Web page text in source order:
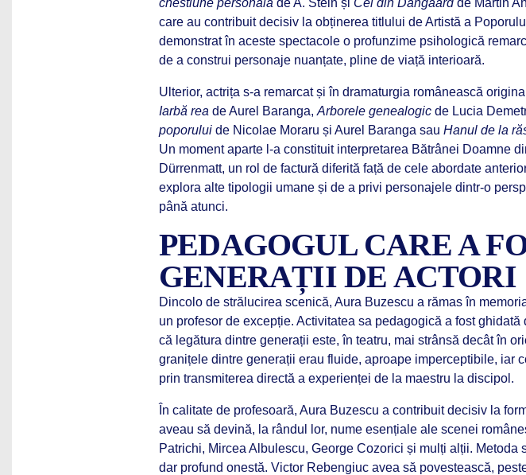
chestiune personală de A. Stein și Cei din Dangaardde Martin
care au contribuit decisiv la obținerea titlului de Artistă a
demonstrat în aceste spectacole o profunzime psihologică
de a construi personaje nuanțate, pline de viață interioară.
Ulterior, actrița s-a remarcat și în dramaturgia românească
Iarbă rea de Aurel Baranga, Arborele genealogic de Lucia
poporului de Nicolae Moraru și Aurel Baranga sau Hanul de la
Un moment aparte l-a constituit interpretarea Bătrânei Doamne
Dürrenmatt, un rol de factură diferită față de cele abordate
explora alte tipologii umane și de a privi personajele dintr-o
până atunci.
PEDAGOGUL CARE A
GENERAȚII DE ACTORI
Dincolo de strălucirea scenică, Aura Buzescu a rămas în
un profesor de excepție. Activitatea sa pedagogică a fost
că legătura dintre generații este, în teatru, mai strânsă decât în
granițele dintre generații erau fluide, aproape imperceptibile, iar
prin transmiterea directă a experienței de la maestru la discipol.
În calitate de profesoară, Aura Buzescu a contribuit decisiv la
aveau să devină, la rândul lor, nume esențiale ale scenei
Patrichi, Mircea Albulescu, George Cozorici și mulți alții. Metoda
dar profund onestă. Victor Rebengiuc avea să povestească,